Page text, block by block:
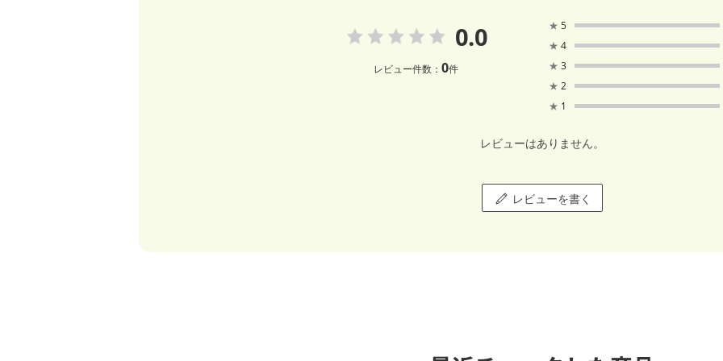
0.0
レビュー件数： 0件
★ 5
★ 4
★ 3
★ 2
★ 1
レビューはありません。
レビューを書く